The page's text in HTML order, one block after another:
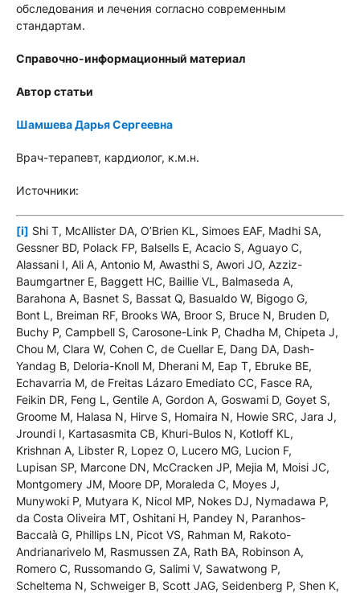
обследования и лечения согласно современным
стандартам.
Справочно-информационный материал
Автор статьи
Шамшева Дарья Сергеевна
Врач-терапевт, кардиолог, к.м.н.
Источники:
[i] Shi T, McAllister DA, O’Brien KL, Simoes EAF, Madhi SA,
Gessner BD, Polack FP, Balsells E, Acacio S, Aguayo C,
Alassani I, Ali A, Antonio M, Awasthi S, Awori JO, Azziz-
Baumgartner E, Baggett HC, Baillie VL, Balmaseda A,
Barahona A, Basnet S, Bassat Q, Basualdo W, Bigogo G,
Bont L, Breiman RF, Brooks WA, Broor S, Bruce N, Bruden D,
Buchy P, Campbell S, Carosone-Link P, Chadha M, Chipeta J,
Chou M, Clara W, Cohen C, de Cuellar E, Dang DA, Dash-
Yandag B, Deloria-Knoll M, Dherani M, Eap T, Ebruke BE,
Echavarria M, de Freitas Lázaro Emediato CC, Fasce RA,
Feikin DR, Feng L, Gentile A, Gordon A, Goswami D, Goyet S,
Groome M, Halasa N, Hirve S, Homaira N, Howie SRC, Jara J,
Jroundi I, Kartasasmita CB, Khuri-Bulos N, Kotloff KL,
Krishnan A, Libster R, Lopez O, Lucero MG, Lucion F,
Lupisan SP, Marcone DN, McCracken JP, Mejia M, Moisi JC,
Montgomery JM, Moore DP, Moraleda C, Moyes J,
Munywoki P, Mutyara K, Nicol MP, Nokes DJ, Nymadawa P,
da Costa Oliveira MT, Oshitani H, Pandey N, Paranhos-
Baccalà G, Phillips LN, Picot VS, Rahman M, Rakoto-
Andrianarivelo M, Rasmussen ZA, Rath BA, Robinson A,
Romero C, Russomando G, Salimi V, Sawatwong P,
Scheltema N, Schweiger B, Scott JAG, Seidenberg P, Shen K,